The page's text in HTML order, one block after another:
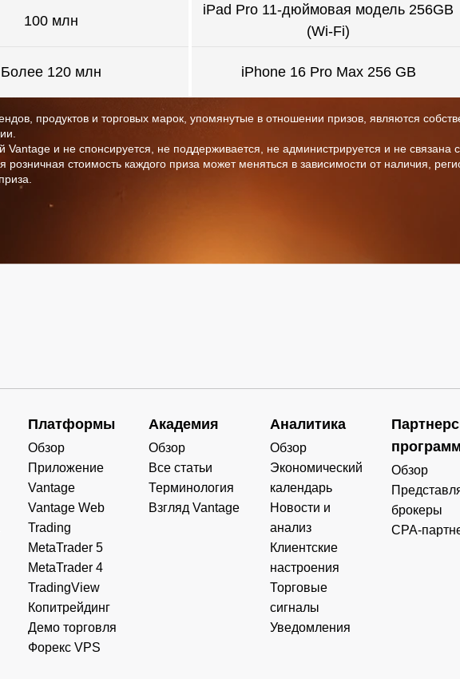
100 млн
iPad Pro 11-дюймовая модель 256GB
(Wi-Fi)
Более 120 млн iPhone 16 Pro Max 256 GB
продуктов и торговых марок, упомянутые в отношении призов, являются
и не спонсируется, не поддерживается, не администрируется и не связана
стоимость каждого приза может меняться в зависимости от наличия,
Платформы
Обзор
Приложение
Vantage
Vantage Web
Trading
MetaTrader 5
MetaTrader 4
TradingView
Копитрейдинг
Демо торговля
Форекс VPS
Академия
Обзор
Все статьи
Терминология
Взгляд Vantage
Аналитика
Обзор
Экономический
календарь
Новости и
анализ
Клиентские
настроения
Торговые
сигналы
Уведомления
Обзор
брокеры
CPA-